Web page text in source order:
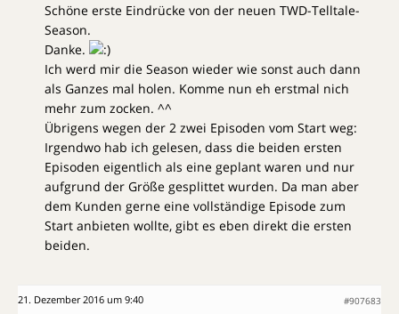
Schöne erste Eindrücke von der neuen TWD-Telltale-
Season.
Danke.
Ich werd mir die Season wieder wie sonst auch dann
als Ganzes mal holen. Komme nun eh erstmal nich
mehr zum zocken. ^^
Übrigens wegen der 2 zwei Episoden vom Start weg:
Irgendwo hab ich gelesen, dass die beiden ersten
Episoden eigentlich als eine geplant waren und nur
aufgrund der Größe gesplittet wurden. Da man aber
dem Kunden gerne eine vollständige Episode zum
Start anbieten wollte, gibt es eben direkt die ersten
beiden.
21. Dezember 2016 um 9:40 #907683